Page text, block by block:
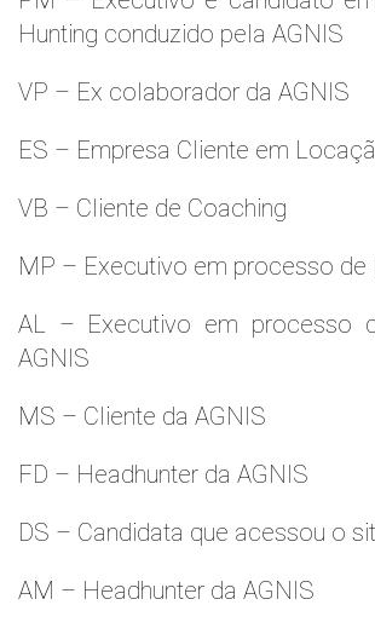
Hunting conduzido pela AGNIS
VP – Ex colaborador da AGNIS
ES – Empresa Cliente em
VB – Cliente de Coaching
MP – Executivo em processo de
AL – Executivo em processo
AGNIS
MS – Cliente da AGNIS
FD – Headhunter da AGNIS
DS – Candidata que acessou o
AM – Headhunter da AGNIS